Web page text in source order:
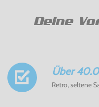
Deine
Über
Retro, seltene